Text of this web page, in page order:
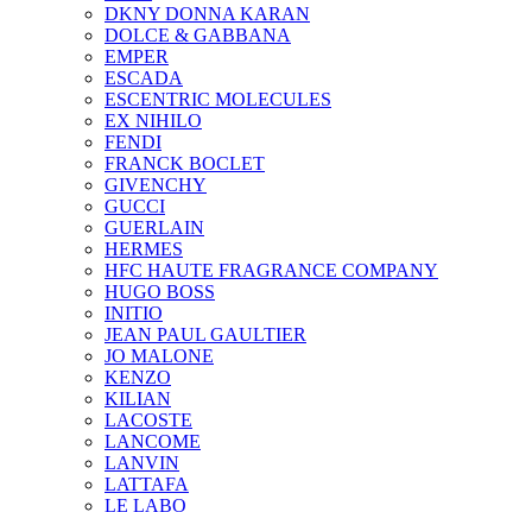
DKNY DONNA KARAN
DOLCE & GABBANA
EMPER
ESCADA
ESCENTRIC MOLECULES
EX NIHILO
FENDI
FRANCK BOCLET
GIVENCHY
GUCCI
GUERLAIN
HERMES
HFC HAUTE FRAGRANCE COMPANY
HUGO BOSS
INITIO
JEAN PAUL GAULTIER
JO MALONE
KENZO
KILIAN
LACOSTE
LANCOME
LANVIN
LATTAFA
LE LABO